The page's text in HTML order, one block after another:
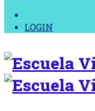
LOGIN